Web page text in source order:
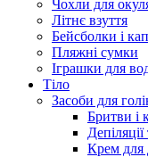
Чохли для
Літнє взуття
Бейсболки і
Пляжні сумки
Іграшки для
Тіло
Засоби для
Бритви і
Крем для